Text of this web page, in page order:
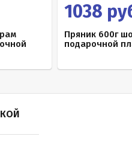
1038
Пряник 600г
подарочной